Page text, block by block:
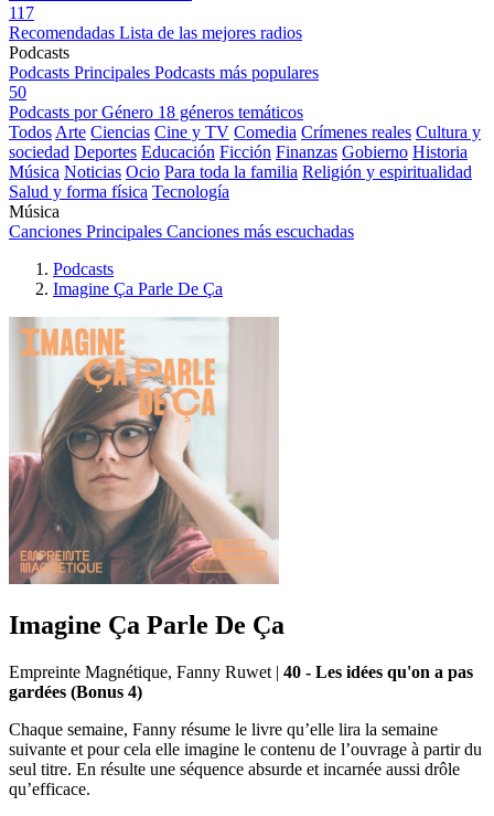
117
Recomendadas Lista de las mejores radios
Podcasts
Podcasts Principales Podcasts más populares
50
Podcasts por Género 18 géneros temáticos
Todos Arte Ciencias Cine y TV Comedia Crímenes reales Cultura y
sociedad Deportes Educación Ficción Finanzas Gobierno Historia
Música Noticias Ocio Para toda la familia Religión y espiritualidad
Salud y forma física Tecnología
Música
Canciones Principales Canciones más escuchadas
Podcasts
Imagine Ça Parle De Ça
Imagine Ça Parle De Ça
Empreinte Magnétique, Fanny Ruwet | 40 - Les idées qu'on a pas
gardées (Bonus 4)
Chaque semaine, Fanny résume le livre qu’elle lira la semaine
suivante et pour cela elle imagine le contenu de l’ouvrage à partir du
seul titre. En résulte une séquence absurde et incarnée aussi drôle
qu’efficace.